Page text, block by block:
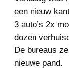
een nieuw
3 auto’s 2x
dozen
De bureaus
nieuwe pand.